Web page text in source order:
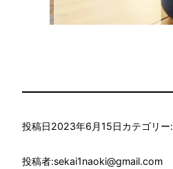
投稿日2023年6月15日カテゴリー:
投稿者:sekai1naoki@gmail.com